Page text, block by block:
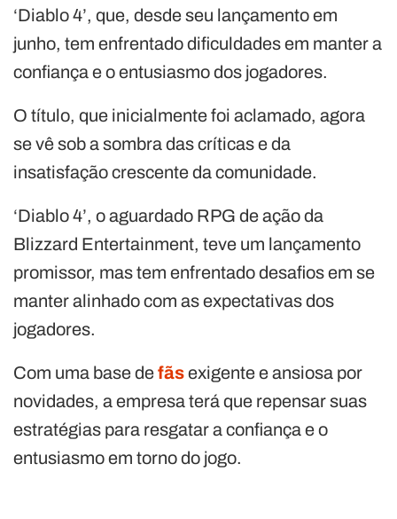
‘Diablo 4’, que, desde seu lançamento em
junho, tem enfrentado dificuldades em manter a
confiança e o entusiasmo dos jogadores.
O título, que inicialmente foi aclamado, agora
se vê sob a sombra das críticas e da
insatisfação crescente da comunidade.
‘Diablo 4’, o aguardado RPG de ação da
Blizzard Entertainment, teve um lançamento
promissor, mas tem enfrentado desafios em se
manter alinhado com as expectativas dos
jogadores.
Com uma base defãsexigente e ansiosa por
novidades, a empresa terá que repensar suas
estratégias para resgatar a confiança e o
entusiasmo em torno do jogo.